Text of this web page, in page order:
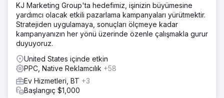
KJ Marketing Group'ta hedefimiz, işinizin büyümesine
yardımcı olacak etkili pazarlama kampanyaları yürütmektir.
Stratejiden uygulamaya, sonuçları ölçmeye kadar
kampanyanızın her yönü üzerinde özenle çalışmakla gurur
duyuyoruz.
United States içinde etkin
PPC, Native Reklamcılık +58
Ev Hizmetleri, BT +3
Başlangıç $1,000